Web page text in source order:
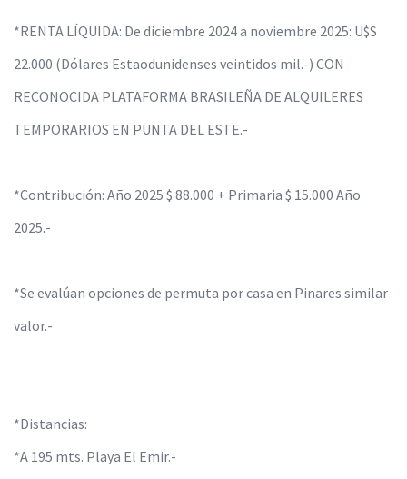
*RENTA LÍQUIDA: De diciembre 2024 a noviembre 2025: U$S
22.000 (Dólares Estaodunidenses veintidos mil.-) CON
RECONOCIDA PLATAFORMA BRASILEÑA DE ALQUILERES
TEMPORARIOS EN PUNTA DEL ESTE.-
*Contribución: Año 2025 $ 88.000 + Primaria $ 15.000 Año
2025.-
*Se evalúan opciones de permuta por casa en Pinares similar
valor.-
*Distancias:
*A 195 mts. Playa El Emir.-